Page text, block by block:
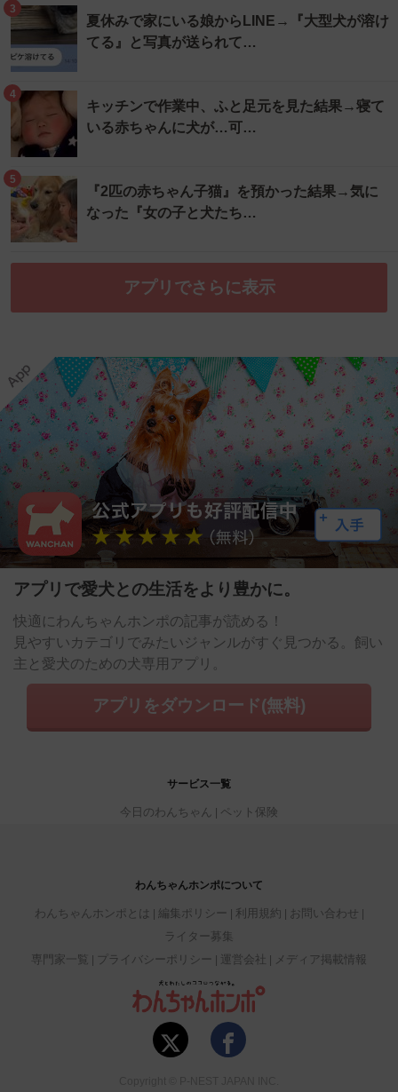
3
夏休みで家にいる娘からLINE→『大型犬が溶け
てる』と写真が送られて…
4
キッチンで作業中、ふと足元を見た結果→寝て
いる赤ちゃんに犬が…可…
5
『2匹の赤ちゃん子猫』を預かった結果→気に
なった『女の子と犬たち…
アプリでさらに表示
アプリで愛犬との生活をより豊かに。
快適にわんちゃんホンポの記事が読める！
見やすいカテゴリでみたいジャンルがすぐ見つかる。飼い
主と愛犬のための犬専用アプリ。
アプリをダウンロード(無料)
サービス一覧
今日のわんちゃん ペット保険
わんちゃんホンポについて
わんちゃんホンポとは 編集ポリシー 利用規約
お問い合わせ
ライター募集
専門家一覧
プライバシーポリシー 運営会社 メディア掲載情報